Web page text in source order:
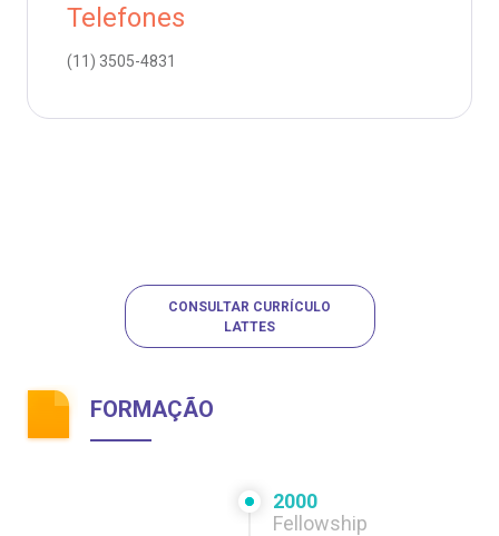
Telefones
(11) 3505-4831
CONSULTAR CURRÍCULO
LATTES
FORMAÇÃO
2000
Fellowship